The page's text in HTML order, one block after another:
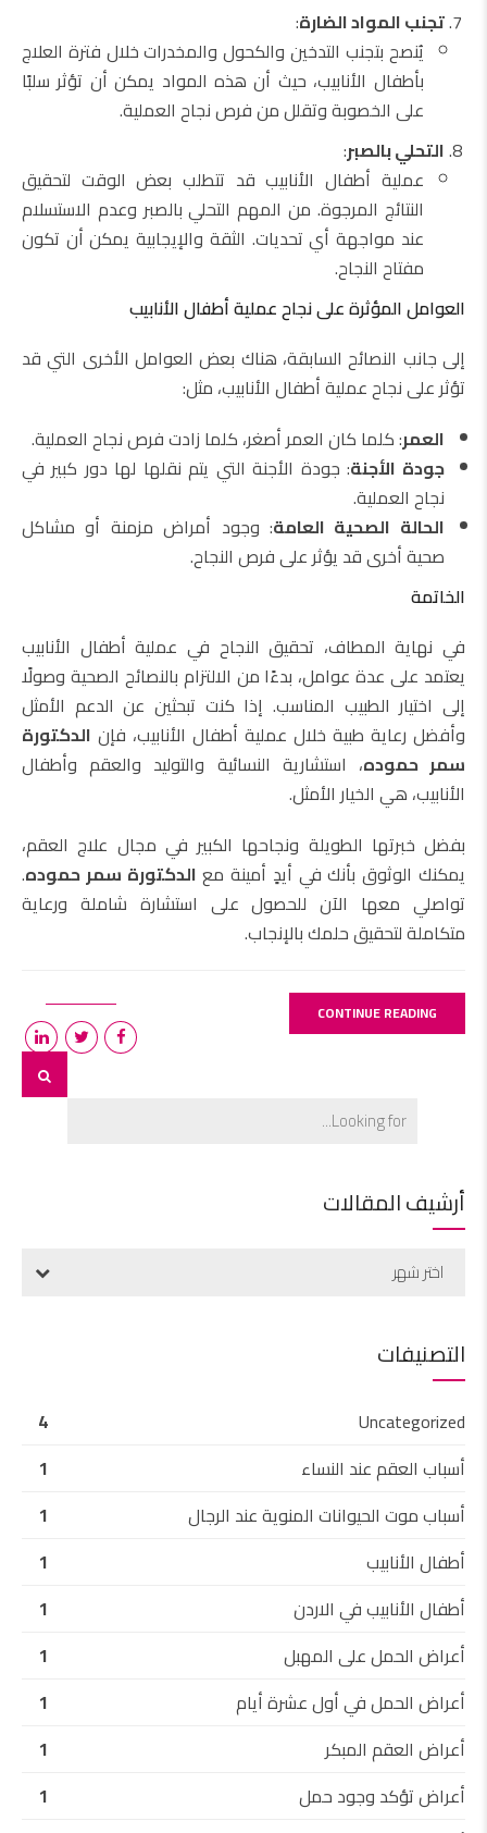
تجنب المواد الضارة:
يُنصح بتجنب التدخين والكحول والمخدرات خلال فترة العلاج
بأطفال الأنابيب، حيث أن هذه المواد يمكن أن تؤثر سلبًا
على الخصوبة وتقلل من فرص نجاح العملية.
التحلي بالصبر:
عملية أطفال الأنابيب قد تتطلب بعض الوقت لتحقيق
النتائج المرجوة. من المهم التحلي بالصبر وعدم الاستسلام
عند مواجهة أي تحديات. الثقة والإيجابية يمكن أن تكون
مفتاح النجاح.
العوامل المؤثرة على نجاح عملية أطفال الأنابيب
إلى جانب النصائح السابقة، هناك بعض العوامل الأخرى التي قد
تؤثر على نجاح عملية أطفال الأنابيب، مثل:
العمر: كلما كان العمر أصغر، كلما زادت فرص نجاح العملية.
جودة الأجنة: جودة الأجنة التي يتم نقلها لها دور كبير في
نجاح العملية.
الحالة الصحية العامة: وجود أمراض مزمنة أو مشاكل
صحية أخرى قد يؤثر على فرص النجاح.
الخاتمة
في نهاية المطاف، تحقيق النجاح في عملية أطفال الأنابيب
يعتمد على عدة عوامل، بدءًا من الالتزام بالنصائح الصحية وصولًا
إلى اختيار الطبيب المناسب. إذا كنت تبحثين عن الدعم الأمثل
وأفضل رعاية طبية خلال عملية أطفال الأنابيب، فإن الدكتورة
سمر حموده، استشارية النسائية والتوليد والعقم وأطفال
الأنابيب، هي الخيار الأمثل.
بفضل خبرتها الطويلة ونجاحها الكبير في مجال علاج العقم،
يمكنك الوثوق بأنك في أيدٍ أمينة مع الدكتورة سمر حموده.
تواصلي معها الآن للحصول على استشارة شاملة ورعاية
متكاملة لتحقيق حلمك بالإنجاب.
CONTINUE READING
أرشيف المقالات
اختر شهر
التصنيفات
Uncategorized
4
أسباب العقم عند النساء
1
أسباب موت الحيوانات المنوية عند الرجال
1
أطفال الأنابيب
1
أطفال الأنابيب في الاردن
1
أعراض الحمل على المهبل
1
أعراض الحمل في أول عشرة أيام
1
أعراض العقم المبكر
1
أعراض تؤكد وجود حمل
1